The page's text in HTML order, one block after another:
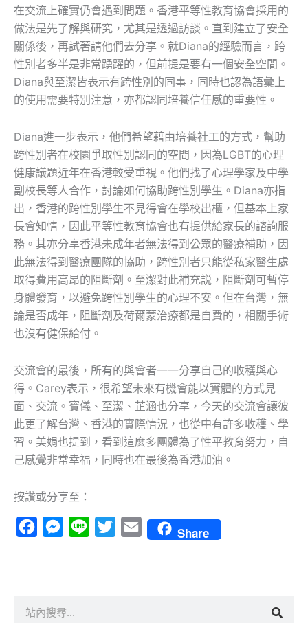
在交流上確實仍會遇到問題。香港平等性教育協會採用的
做法是先了解與研究，尤其是透過訪談。直到建立了安全
關係後，再試著請他們去分享。就Diana的經驗而言，跨
性別者多半是非常踴躍的，但前提是要有一個安全空間。
Diana與至潔皆表示有跨性別的同事，同時也認為語彙上
的使用需要特別注意，亦都認同培養信任感的重要性。
Diana進一步表示，他們希望藉由培養社工的方式，幫助
跨性別者在校園爭取性別認同的空間，因為LGBT的心理
健康議題近年在香港較受重視。他們找了心理學家及中學
副校長等人合作，討論如何協助跨性別學生。Diana亦指
出，香港的跨性別學生不見得會在學校出櫃，但基本上家
長會知情，因此平等性教育協會也有提供給家長的諮詢服
務。其亦分享香港未成年者無法得到公眾的醫療補助，因
此無法得到醫療團隊的協助，跨性別者只能從私家醫生處
取得費用高昂的阻斷劑。至潔對此補充説，阻斷劑可暫停
身體發育，以避免跨性別學生的心理不安。但在台灣，無
論是否成年，阻斷劑及荷爾蒙治療都是自費的，相關手術
也沒有健保給付。
交流會的最後，所有的與會者一一分享自己的收穫與心
得。Carey表示，很希望未來有機會能以實體的方式見
面、交流。寶儀、至潔、芷涵也分享，今天的交流會讓彼
此更了解台灣、香港的實際情況，也從中有許多收穫、學
習。美娟也提到，看到這麼多團體為了性平教育努力，自
己感覺非常幸福，同時也在最後為香港加油。
按讚或分享至：
FacebookMessenger
Line TwitterEmail Share